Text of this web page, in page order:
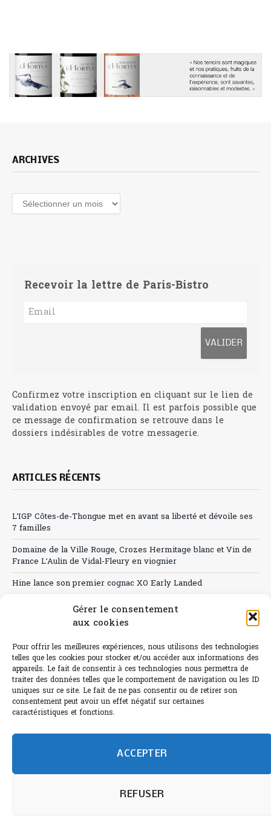
Gérer le consentement
aux cookies
Pour offrir les meilleures expériences, nous utilisons des technologies
telles que les cookies pour stocker et/ou accéder aux informations des
appareils. Le fait de consentir à ces technologies nous permettra de
traiter des données telles que le comportement de navigation ou les ID
uniques sur ce site. Le fait de ne pas consentir ou de retirer son
consentement peut avoir un effet négatif sur certaines
caractéristiques et fonctions.
ACCEPTER
REFUSER
ARCHIVES
Archives
Recevoir la lettre de Paris-Bistro
Confirmez votre inscription en cliquant sur le lien de
validation envoyé par email. Il est parfois possible que
ce message de confirmation se retrouve dans le
dossiers indésirables de votre messagerie.
ARTICLES RÉCENTS
L’IGP Côtes-de-Thongue met en avant sa liberté et dévoile ses
7 familles
Domaine de la Ville Rouge, Crozes Hermitage blanc et Vin de
France L’Aulin de Vidal-Fleury en viognier
Hine lance son premier cognac XO Early Landed
Canicule : A quand le CHR à « l’heure espagnole » ?
Sélection de rosés 2026
L'abus d'alcool est dangereux pour la santé.
humain et 0% IA de Paris Bistro Editions - SARL de Presse -
Informations légales etRGPD